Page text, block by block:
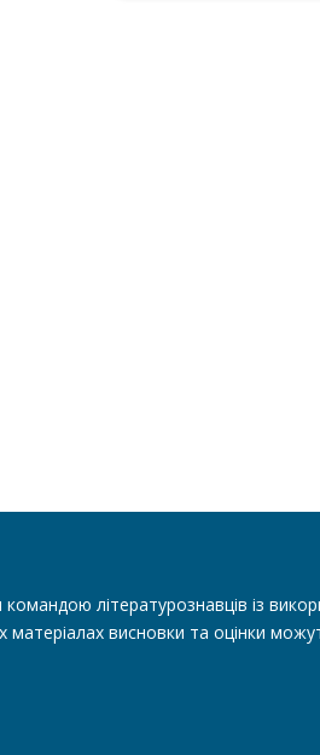
літературознавців із
висновки та оцінки